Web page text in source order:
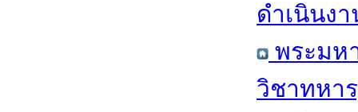
ดำเนินง
พระมห
วิชาทหา